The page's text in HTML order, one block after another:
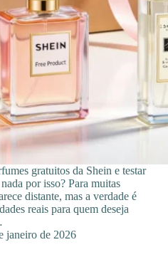
gratuitos da Shein e testar
por isso? Para muitas
distante, mas a verdade é
reais para quem deseja
janeiro de 2026